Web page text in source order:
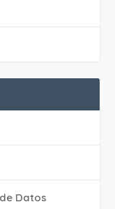
Datos